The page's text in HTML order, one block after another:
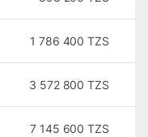
1 786 400 TZS
3 572 800 TZS
7 145 600 TZS